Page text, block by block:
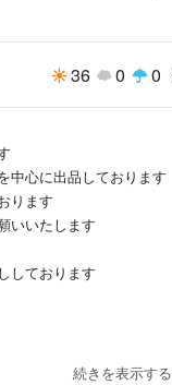
36 0 0
中心に出品しております
ります
いいたします
しております
αおまけいたします
続きを表示する